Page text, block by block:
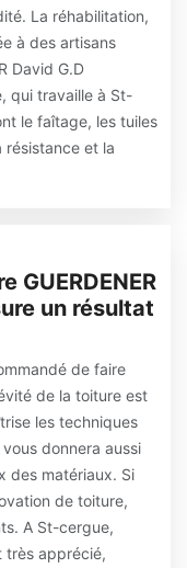
La réhabilitation,
à des artisans
David G.D
qui travaille à St-
le faîtage, les tuiles
et la
GUERDENER
un résultat
de faire
de la toiture est
les techniques
donnera aussi
des matériaux. Si
de toiture,
A St-cergue,
très apprécié,